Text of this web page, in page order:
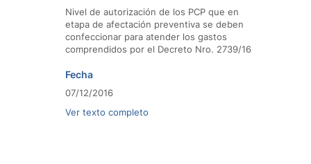
Nivel de autorización de los PCP que en
etapa de afectación preventiva se deben
confeccionar para atender los gastos
comprendidos por el Decreto Nro. 2739/16
Fecha
07/12/2016
Ver texto completo